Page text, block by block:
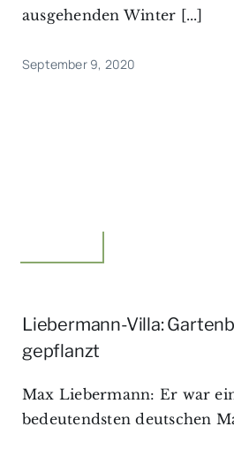
ausgehenden Winter [...]
September 9, 2020
Liebermann-Villa:
gepflanzt
Max Liebermann: Er war
bedeutendsten deutschen